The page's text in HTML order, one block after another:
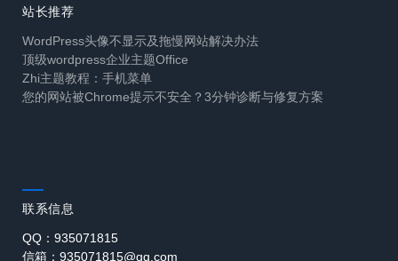
站长推荐
WordPress头像不显示及拖慢网站解决办法
顶级wordpress企业主题Office
Zhi主题教程：手机菜单
您的网站被Chrome提示不安全？3分钟诊断与修复方案
联系信息
QQ：935071815
信箱：935071815@qq.com